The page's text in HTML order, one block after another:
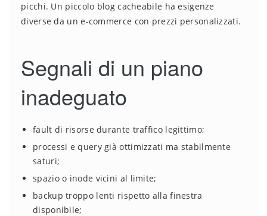
picchi. Un piccolo blog cacheabile ha esigenze
diverse da un e-commerce con prezzi personalizzati.
Segnali di un piano
inadeguato
fault di risorse durante traffico legittimo;
processi e query già ottimizzati ma stabilmente
saturi;
spazio o inode vicini al limite;
backup troppo lenti rispetto alla finestra
disponibile;